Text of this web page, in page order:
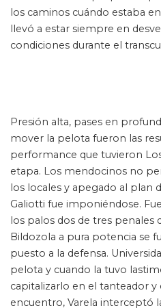
los caminos cuándo estaba
llevó a estar siempre en
condiciones durante el
Presión alta, pases en
mover la pelota fueron las
performance que tuvieron
etapa. Los mendocinos no
los locales y apegado al
Galiotti fue imponiéndose.
los palos dos de tres penales
Bildozola a pura potencia se
puesto a la defensa.
pelota y cuando la tuvo
capitalizarlo en el tanteador
encuentro, Varela interceptó